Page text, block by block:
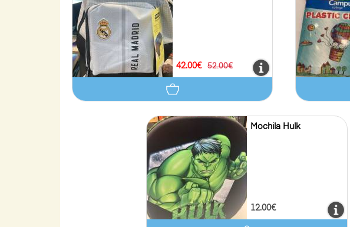
42.00€ 52.00€
Mochila Hulk
12.00€